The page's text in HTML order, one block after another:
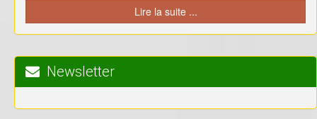
Lire la suite ...
Newsletter